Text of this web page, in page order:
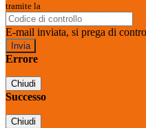
tramite la
E-mail inviata, si prega di
Errore
Chiudi
Successo
Chiudi